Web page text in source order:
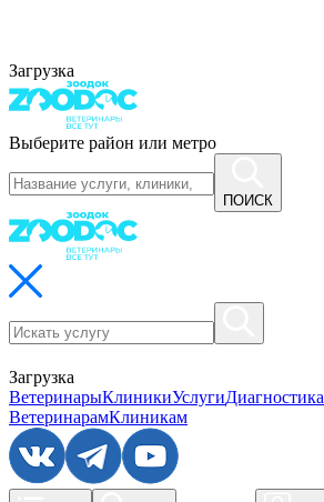
Загрузка
Выберите район или метро
ПОИСК
Загрузка
ВетеринарыКлиникиУслугиДиагностика
ВетеринарамКлиникам